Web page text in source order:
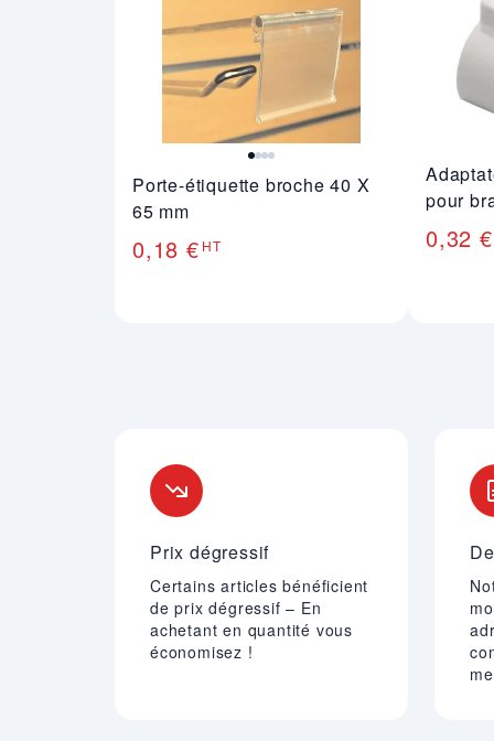
Porte-étiquette broche 40 X
65 mm
0,18 € HT
pour
0,32 €
Prix dégressif
Certains articles bénéficient
de prix dégressif – En
achetant en quantité vous
économisez !